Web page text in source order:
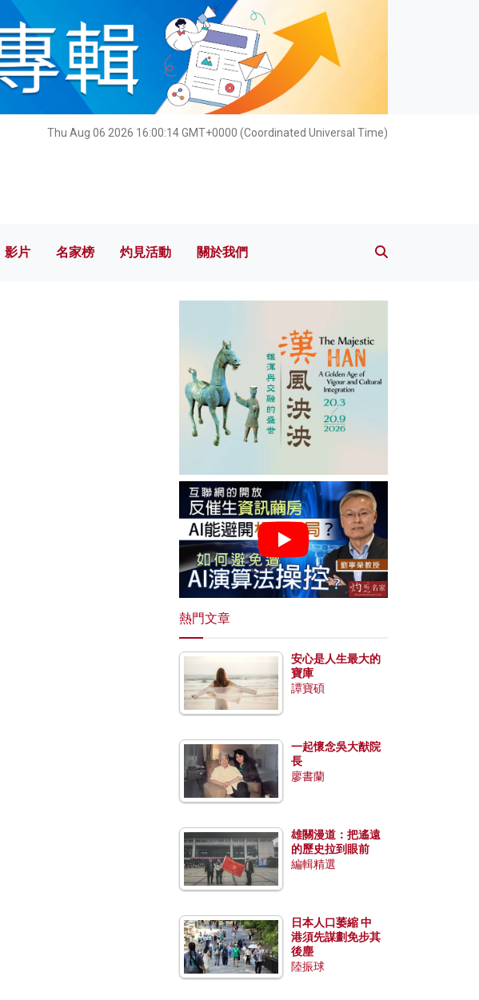
Thu Aug 06 2026 16:00:15 GMT+0000 (Coordinated Universal Time)
影片 名家榜 灼見活動 關於我們
影片 名家榜 灼見活動 關於我們
熱門文章
安心是人生最大的
寶庫
譚寶碩
一起懷念吳大猷院
長
廖書蘭
雄關漫道：把遙遠
的歷史拉到眼前
編輯精選
日本人口萎縮 中
港須先謀劃免步其
後塵
陸振球